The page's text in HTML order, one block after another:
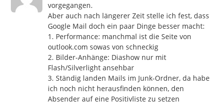
vorgegangen.
Aber auch nach längerer Zeit stelle ich fest, dass
Google Mail doch ein paar Dinge besser macht:
1. Performance: manchmal ist die Seite von
outlook.com sowas von schneckig
2. Bilder-Anhänge: Diashow nur mit
Flash/Silverlight ansehbar
3. Ständig landen Mails im Junk-Ordner, da habe
ich noch nicht herausfinden können, den
Absender auf eine Positivliste zu setzen